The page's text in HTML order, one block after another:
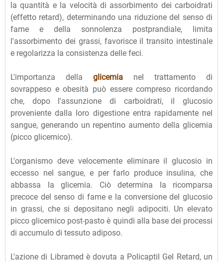
la quantità e la velocità di assorbimento dei carboidrati
(effetto retard), determinando una riduzione del senso di
fame e della sonnolenza postprandiale, limita
l'assorbimento dei grassi, favorisce il transito intestinale
e regolarizza la consistenza delle feci.
L'importanza della glicemia nel trattamento di
sovrappeso e obesità può essere compreso ricordando
che, dopo l'assunzione di carboidrati, il glucosio
proveniente dalla loro digestione entra rapidamente nel
sangue, generando un repentino aumento della glicemia
(picco glicemico).
L'organismo deve velocemente eliminare il glucosio in
eccesso nel sangue, e per farlo produce insulina, che
abbassa la glicemia. Ciò determina la ricomparsa
precoce del senso di fame e la conversione del glucosio
in grassi, che si depositano negli adipociti. Un elevato
picco glicemico post-pasto è quindi alla base dei processi
di accumulo di tessuto adiposo.
L'azione di Libramed è dovuta a Policaptil Gel Retard, un